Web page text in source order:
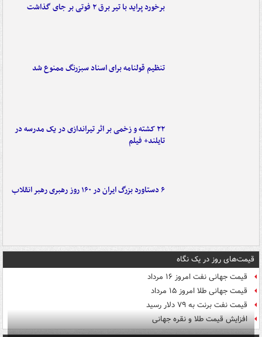
برخورد پراید با تیر برق ۲ فوتی بر جای گذاشت
تنظیم قولنامه برای اسناد سبزرنگ ممنوع شد
۲۲ کشته و زخمی بر اثر تیراندازی در یک مدرسه در
تایلند+ فیلم
۶ دستاورد بزرگ ایران در ۱۶۰ روز رهبری رهبر انقلاب
قیمت‌های روز در یک نگاه
قیمت جهانی نفت امروز ۱۶ مرداد
قیمت جهانی طلا امروز ۱۵ مرداد
قیمت نفت برنت به ۷۹ دلار رسید
افزایش قیمت طلا و نقره جهانی